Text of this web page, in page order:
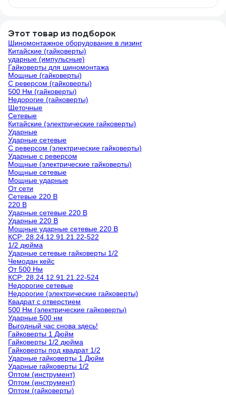
Этот товар из подборок
Шиномонтажное оборудование в лизинг
Китайские (гайковерты)
ударные (импульсные)
Гайковерты для шиномонтажа
Мощные (гайковерты)
С реверсом (гайковерты)
500 Нм (гайковерты)
Недорогие (гайковерты)
Щеточные
Сетевые
Китайские (электрические гайковерты)
Ударные
Ударные сетевые
С реверсом (электрические гайковерты)
Ударные с реверсом
Мощные (электрические гайковерты)
Мощные сетевые
Мощные ударные
От сети
Сетевые 220 В
220 В
Ударные сетевые 220 В
Ударные 220 В
Мощные ударные сетевые 220 В
КСР: 28.24.12.91.21.22-522
1/2 дюйма
Ударные сетевые гайковерты 1/2
Чемодан кейс
От 500 Нм
КСР: 28.24.12.91.21.22-524
Недорогие сетевые
Недорогие (электрические гайковерты)
Квадрат с отверстием
500 Нм (электрические гайковерты)
Ударные 500 нм
Выгодный час снова здесь!
Гайковерты 1 Дюйм
Гайковерты 1/2 дюйма
Гайковерты под квадрат 1/2
Ударные гайковерты 1 Дюйм
Ударные гайковерты 1/2
Оптом (инструмент)
Оптом (инструмент)
Оптом (гайковерты)